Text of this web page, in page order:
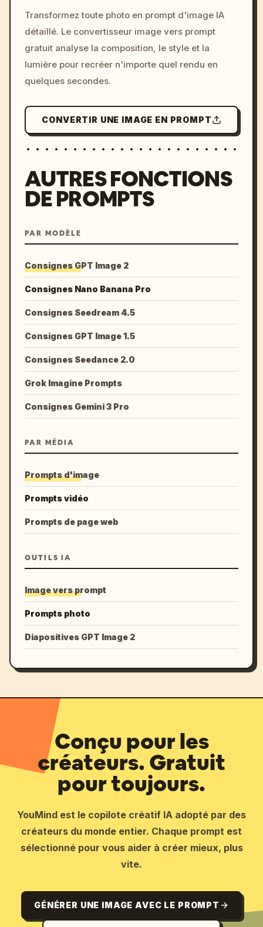
c, cyberpunk sunset, neon
colors, 8k --v 6.0
Transformez toute photo en prompt d'image IA
détaillé. Le convertisseur image vers prompt
gratuit analyse la composition, le style et la
lumière pour recréer n'importe quel rendu en
quelques secondes.
CONVERTIR UNE IMAGE EN PROMPT
AUTRES FONCTIONS
DE PROMPTS
PAR MODÈLE
Consignes GPT Image 2
Consignes Nano Banana Pro
Consignes Seedream 4.5
Consignes GPT Image 1.5
Consignes Seedance 2.0
Grok Imagine Prompts
Consignes Gemini 3 Pro
PAR MÉDIA
Prompts d'image
Prompts vidéo
Prompts de page web
OUTILS IA
Image vers prompt
Prompts photo
Diapositives GPT Image 2
Conçu pour les
créateurs. Gratuit
pour toujours.
YouMind est le copilote créatif IA adopté par des
créateurs du monde entier. Chaque prompt est
sélectionné pour vous aider à créer mieux, plus
vite.
GÉNÉRER UNE IMAGE AVEC LE PROMPT